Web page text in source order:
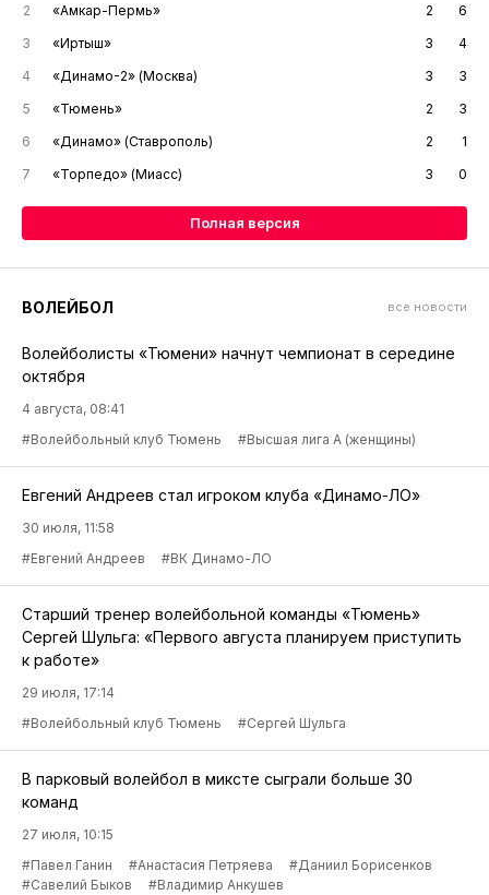
2
«Амкар-Пермь» 2
6
3
«Иртыш» 3
4
4
«Динамо-2» (Москва) 3
3
5
«Тюмень» 2
3
6
«Динамо» (Ставрополь) 2
1
7
«Торпедо» (Миасс) 3 0
Полная версия
ВОЛЕЙБОЛ все новости
Волейболисты «Тюмени» начнут чемпионат в середине
октября
4 августа, 08:41
#Волейбольный клуб Тюмень
#Высшая лига А (женщины)
Евгений Андреев стал игроком клуба «Динамо-ЛО»
30 июля, 11:58
#Евгений Андреев
#ВК Динамо-ЛО
Старший тренер волейбольной команды «Тюмень»
Сергей Шульга: «Первого августа планируем приступить
к работе»
29 июля, 17:14
#Волейбольный клуб Тюмень
#Сергей Шульга
В парковый волейбол в миксте сыграли больше 30
команд
27 июля, 10:15
#Павел Ганин
#Анастасия Петряева
#Даниил Борисенков
#Савелий Быков
#Владимир Анкушев